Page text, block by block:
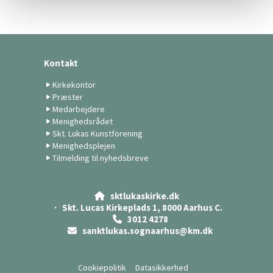
Kontakt
Kirkekontor
Præster
Medarbejdere
Menighedsrådet
Skt. Lukas Kunstforening
Menighedsplejen
Tilmelding til nyhedsbreve
sktlukaskirke.dk
· Skt. Lucas Kirkeplads 1, 8000 Aarhus C.
3012 4278
 sanktlukas.sognaarhus@km.dk
Cookiepolitik Datasikkerhed